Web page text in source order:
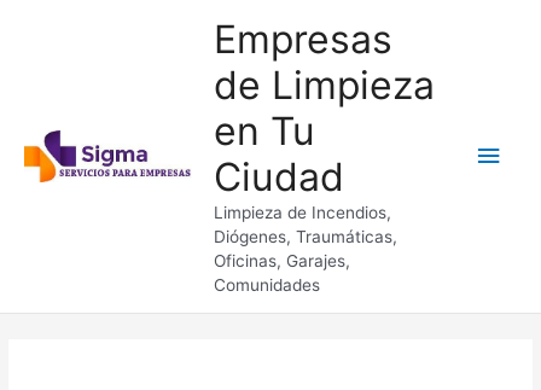
Empresas
de Limpieza
en Tu
Ciudad
Limpieza de Incendios,
Diógenes, Traumáticas,
Oficinas, Garajes,
Comunidades